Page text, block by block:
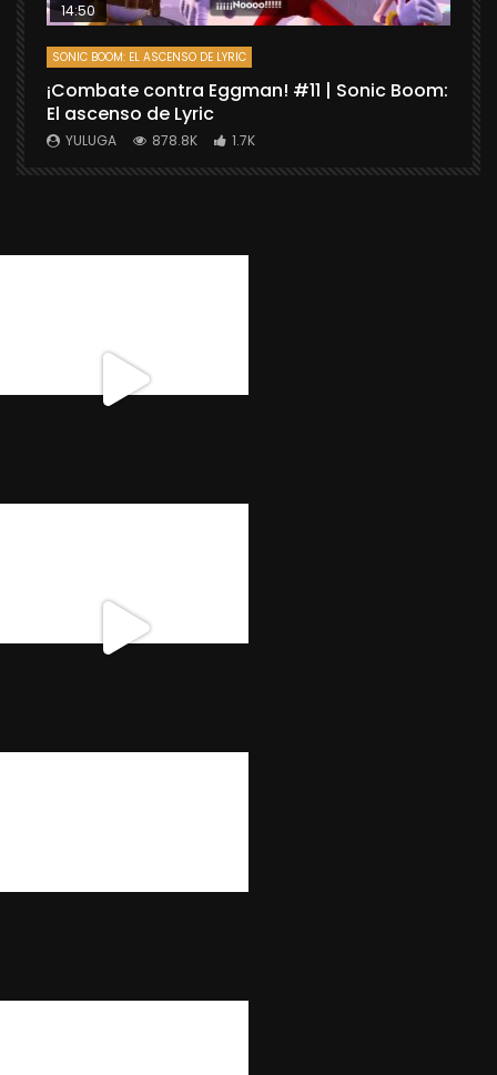
14:50
SONIC BOOM: EL ASCENSO DE LYRIC
¡Combate contra Eggman! #11 | Sonic Boom:
El ascenso de Lyric
YULUGA 878.8K 1.7K